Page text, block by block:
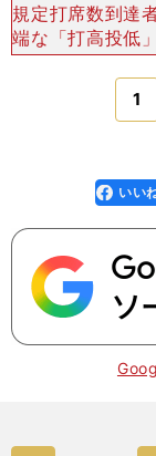
規定打席数到達
端な「打高投低
当てにならない
プレーしたブ
1
faceboo
k
いい